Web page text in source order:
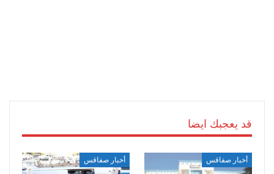
قد يعجبك ايضا
أخبار صفاقس أخبار صفاقس